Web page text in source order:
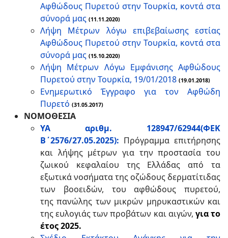
Αφθώδους Πυρετού στην Τουρκία, κοντά στα
σύνορά μας (11.11.2020)
Λήψη Μέτρων λόγω επιβεβαίωσης εστίας
Αφθώδους Πυρετού στην Τουρκία, κοντά στα
σύνορά μας (15.10.2020)
Λήψη Μέτρων Λόγω Εμφάνισης Αφθώδους
Πυρετού στην Τουρκία, 19/01/2018 (19.01.2018)
Ενημερωτικό Έγγραφο για τον Αφθώδη
Πυρετό (31.05.2017)
ΝΟΜΟΘΕΣΙΑ
ΥΑ αριθμ. 128947/62944(ΦΕΚ
Β΄2576/27.05.2025): Πρόγραμμα επιτήρησης
και λήψης μέτρων για την προστασία του
ζωικού κεφαλαίου της Ελλάδας από τα
εξωτικά νοσήματα της οζώδους δερματίτιδας
των βοοειδών, του αφθώδους πυρετού,
της πανώλης των μικρών μηρυκαστικών και
της ευλογιάς των προβάτων και αιγών, για το
έτος 2025.